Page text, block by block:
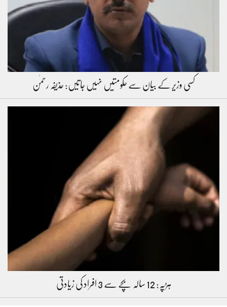
کسی وزیر کے بیان سے حکومتیں نہیں جاتیں: حذیفہ رحمٰن
ہڑپہ: 12 سالہ بچے سے 3 افراد کی زیادتی